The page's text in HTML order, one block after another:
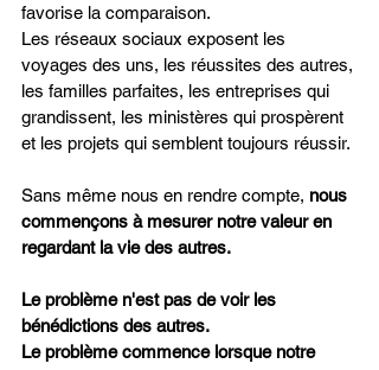
favorise la comparaison.
Les réseaux sociaux exposent les
voyages des uns, les réussites des autres,
les familles parfaites, les entreprises qui
grandissent, les ministères qui prospèrent
et les projets qui semblent toujours réussir.
Sans même nous en rendre compte, nous
commençons à mesurer notre valeur en
regardant la vie des autres.
Le problème n'est pas de voir les
bénédictions des autres.
Le problème commence lorsque notre